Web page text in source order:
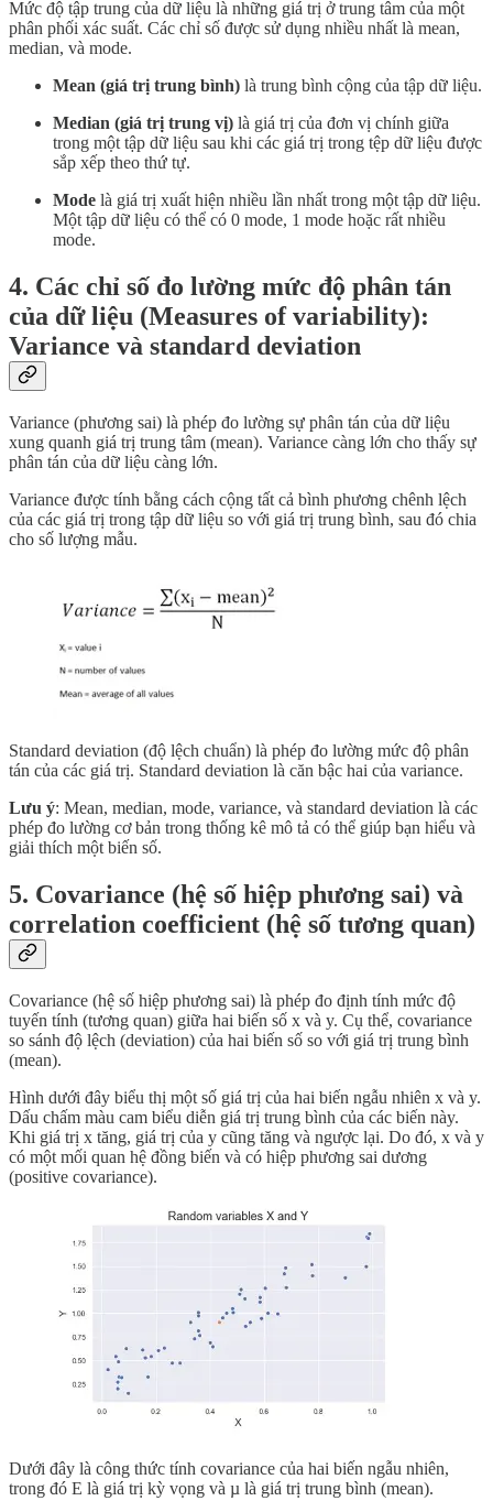
Mức độ tập trung của dữ liệu là những giá trị ở trung tâm của một
phân phối xác suất. Các chỉ số được sử dụng nhiều nhất là mean,
median, và mode.
Mean (giá trị trung bình) là trung bình cộng của tập dữ liệu.
Median (giá trị trung vị) là giá trị của đơn vị chính giữa
trong một tập dữ liệu sau khi các giá trị trong tệp dữ liệu được
sắp xếp theo thứ tự.
Mode là giá trị xuất hiện nhiều lần nhất trong một tập dữ liệu.
Một tập dữ liệu có thể có 0 mode, 1 mode hoặc rất nhiều
mode.
4. Các chỉ số đo lường mức độ phân tán
của dữ liệu (Measures of variability):
Variance và standard deviation
Variance (phương sai) là phép đo lường sự phân tán của dữ liệu
xung quanh giá trị trung tâm (mean). Variance càng lớn cho thấy sự
phân tán của dữ liệu càng lớn.
Variance được tính bằng cách cộng tất cả bình phương chênh lệch
của các giá trị trong tập dữ liệu so với giá trị trung bình, sau đó chia
cho số lượng mẫu.
Standard deviation (độ lệch chuẩn) là phép đo lường mức độ phân
tán của các giá trị. Standard deviation là căn bậc hai của variance.
Lưu ý: Mean, median, mode, variance, và standard deviation là các
phép đo lường cơ bản trong thống kê mô tả có thể giúp bạn hiểu và
giải thích một biến số.
5. Covariance (hệ số hiệp phương sai) và
correlation coefficient (hệ số tương quan)
Covariance (hệ số hiệp phương sai) là phép đo định tính mức độ
tuyến tính (tương quan) giữa hai biến số x và y. Cụ thể, covariance
so sánh độ lệch (deviation) của hai biến số so với giá trị trung bình
(mean).
Hình dưới đây biểu thị một số giá trị của hai biến ngẫu nhiên x và y.
Dấu chấm màu cam biểu diễn giá trị trung bình của các biến này.
Khi giá trị x tăng, giá trị của y cũng tăng và ngược lại. Do đó, x và y
có một mối quan hệ đồng biến và có hiệp phương sai dương
(positive covariance).
Dưới đây là công thức tính covariance của hai biến ngẫu nhiên,
trong đó E là giá trị kỳ vọng và µ là giá trị trung bình (mean).